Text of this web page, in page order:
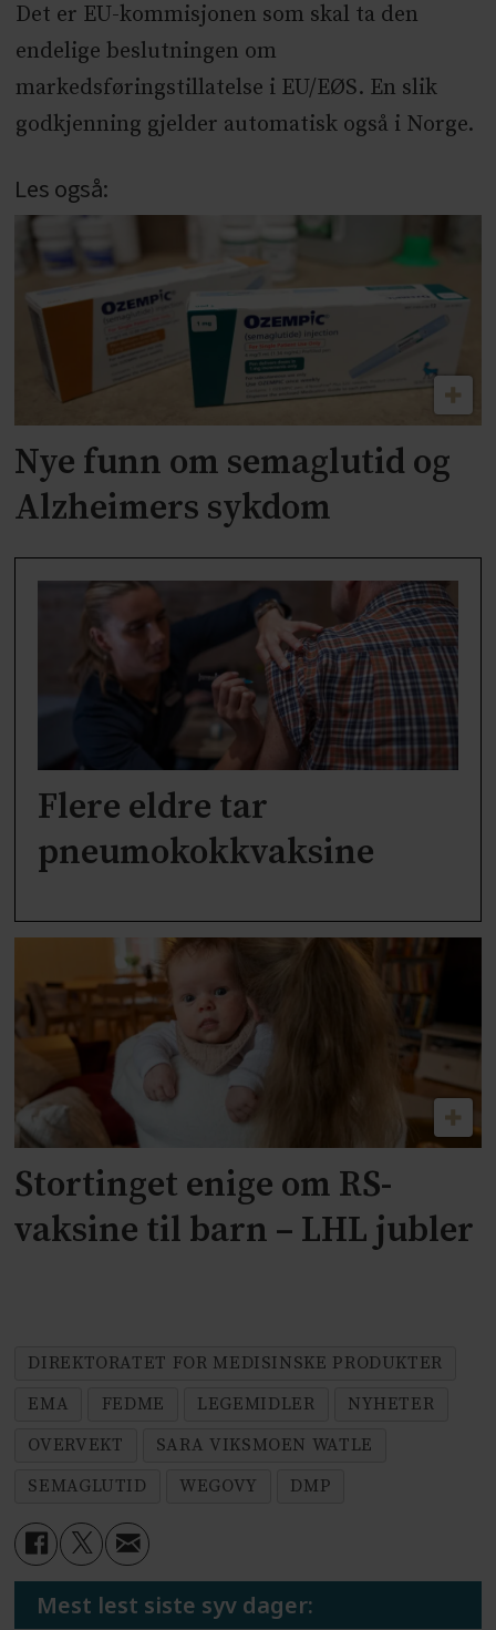
Det er EU-kommisjonen som skal ta den
endelige beslutningen om
markedsføringstillatelse i EU/EØS. En slik
godkjenning gjelder automatisk også i Norge.
Les også:
Nye funn om semaglutid og
Alzheimers sykdom
Flere eldre tar
pneumokokkvaksine
Stortinget enige om RS-
vaksine til barn – LHL jubler
DIREKTORATET FOR MEDISINSKE PRODUKTER
EMA
FEDME LEGEMIDLER
NYHETER
OVERVEKT
SARA VIKSMOEN WATLE
SEMAGLUTID
WEGOVY DMP
Mest lest siste syv dager: